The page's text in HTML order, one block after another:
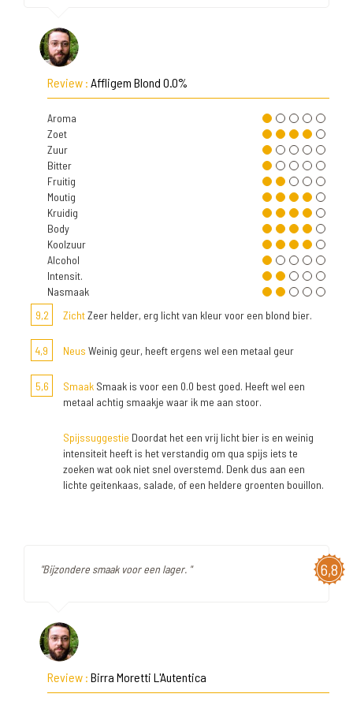
Review : Affligem Blond 0.0%
Aroma
Zoet
Zuur
Bitter
Fruitig
Moutig
Kruidig
Body
Koolzuur
Alcohol
Intensit.
Nasmaak
9,2
ZichtZeer helder, erg licht van kleur voor een blond bier.
4,9 Neus Weinig geur, heeft ergens wel een metaal geur
5,6 Smaak Smaak is voor een 0.0 best goed. Heeft wel een
metaal achtig smaakje waar ik me aan stoor.
Spijssuggestie Doordat het een vrij licht bier is en weinig
intensiteit heeft is het verstandig om qua spijs iets te
zoeken wat ook niet snel overstemd. Denk dus aan een
lichte geitenkaas, salade, of een heldere groenten bouillon.
6,8
"Bijzondere smaak voor een lager. "
Review : Birra Moretti L'Autentica